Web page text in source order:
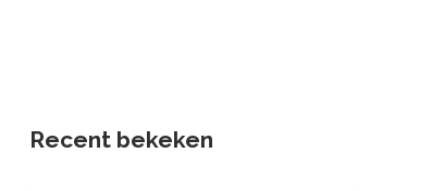
Recent bekeken